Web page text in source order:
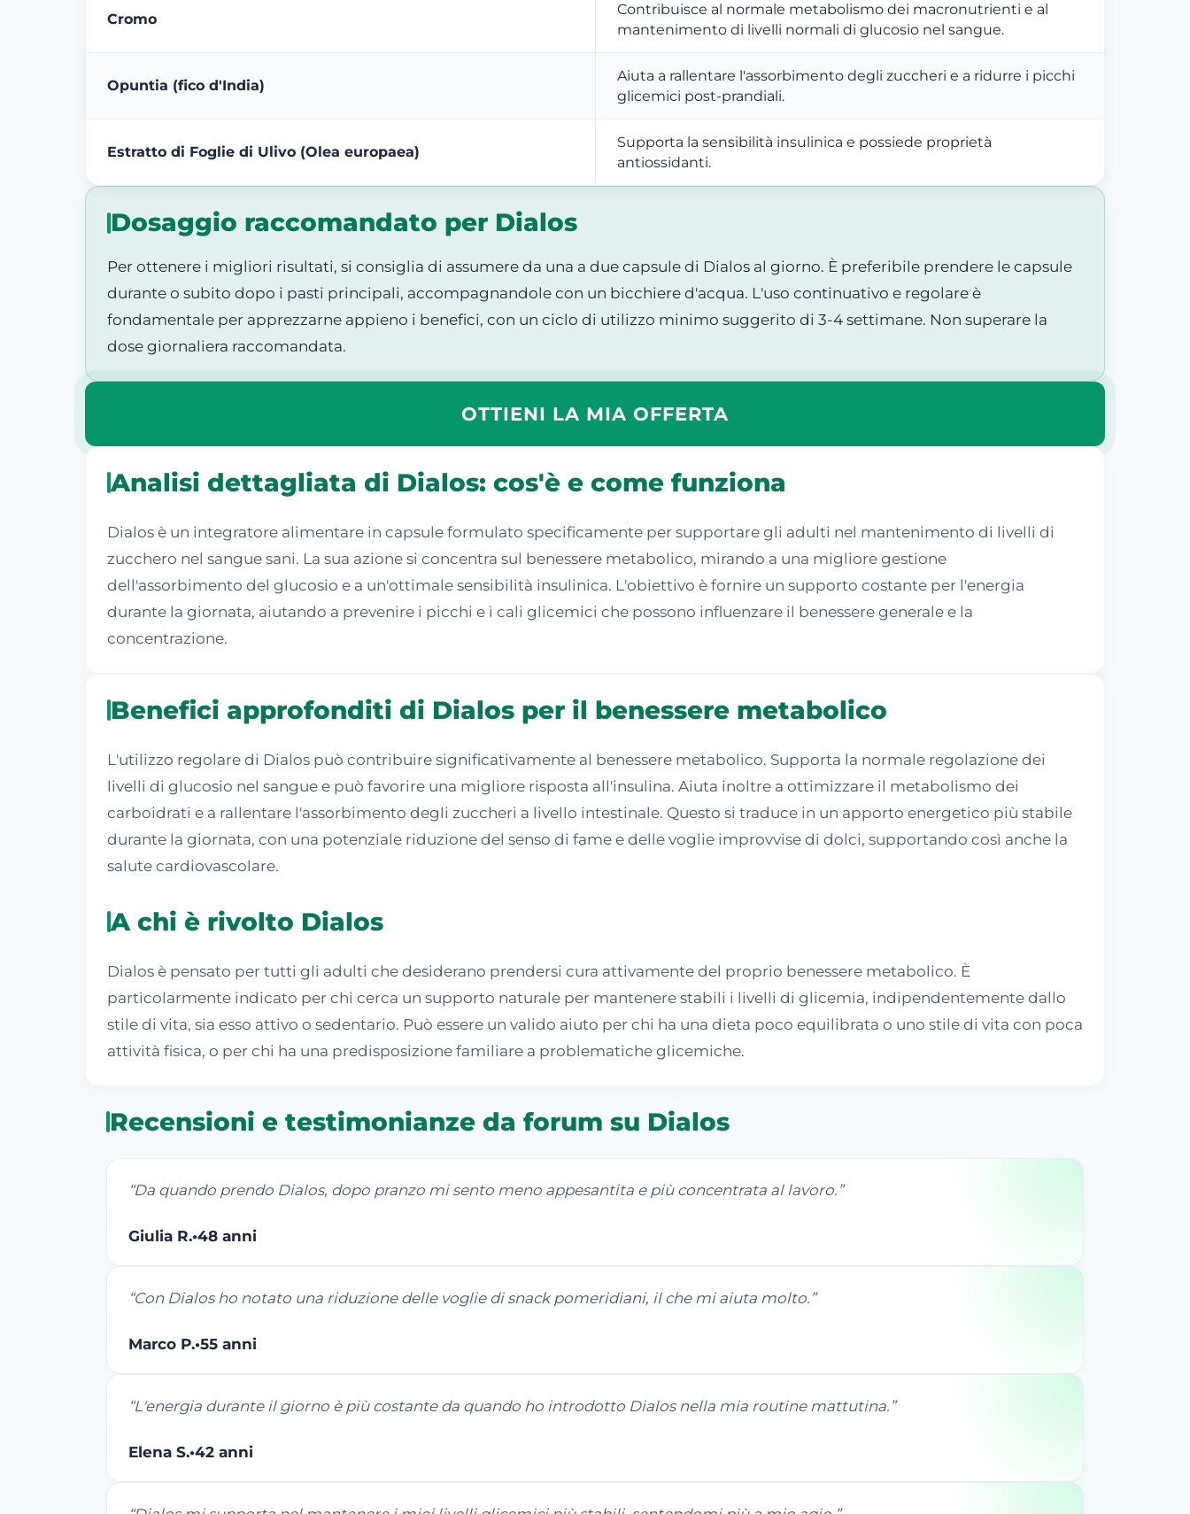
Cromo
Contribuisce al normale metabolismo dei macronutrienti e al
mantenimento di livelli normali di glucosio nel sangue.
Opuntia (fico d'India)
Aiuta a rallentare l'assorbimento degli zuccheri e a ridurre i picchi
glicemici post-prandiali.
Estratto di Foglie di Ulivo (Olea europaea)
Supporta la sensibilità insulinica e possiede proprietà
antiossidanti.
Dosaggio raccomandato per Dialos
Per ottenere i migliori risultati, si consiglia di assumere da una a due capsule di Dialos al giorno. È preferibile prendere le capsule
durante o subito dopo i pasti principali, accompagnandole con un bicchiere d'acqua. L'uso continuativo e regolare è
fondamentale per apprezzarne appieno i benefici, con un ciclo di utilizzo minimo suggerito di 3-4 settimane. Non superare la
dose giornaliera raccomandata.
OTTIENI LA MIA OFFERTA
Analisi dettagliata di Dialos: cos'è e come funziona
Dialos è un integratore alimentare in capsule formulato specificamente per supportare gli adulti nel mantenimento di livelli di
zucchero nel sangue sani. La sua azione si concentra sul benessere metabolico, mirando a una migliore gestione
dell'assorbimento del glucosio e a un'ottimale sensibilità insulinica. L'obiettivo è fornire un supporto costante per l'energia
durante la giornata, aiutando a prevenire i picchi e i cali glicemici che possono influenzare il benessere generale e la
concentrazione.
Benefici approfonditi di Dialos per il benessere metabolico
L'utilizzo regolare di Dialos può contribuire significativamente al benessere metabolico. Supporta la normale regolazione dei
livelli di glucosio nel sangue e può favorire una migliore risposta all'insulina. Aiuta inoltre a ottimizzare il metabolismo dei
carboidrati e a rallentare l'assorbimento degli zuccheri a livello intestinale. Questo si traduce in un apporto energetico più stabile
durante la giornata, con una potenziale riduzione del senso di fame e delle voglie improvvise di dolci, supportando così anche la
salute cardiovascolare.
A chi è rivolto Dialos
Dialos è pensato per tutti gli adulti che desiderano prendersi cura attivamente del proprio benessere metabolico. È
particolarmente indicato per chi cerca un supporto naturale per mantenere stabili i livelli di glicemia, indipendentemente dallo
stile di vita, sia esso attivo o sedentario. Può essere un valido aiuto per chi ha una dieta poco equilibrata o uno stile di vita con poca
attività fisica, o per chi ha una predisposizione familiare a problematiche glicemiche.
Recensioni e testimonianze da forum su Dialos
“Da quando prendo Dialos, dopo pranzo mi sento meno appesantita e più concentrata al lavoro. ”
Giulia R.•48 anni
“Con Dialos ho notato una riduzione delle voglie di snack pomeridiani, il che mi aiuta molto. ”
Marco P.•55 anni
“L'energia durante il giorno è più costante da quando ho introdotto Dialos nella mia routine mattutina. ”
Elena S.•42 anni